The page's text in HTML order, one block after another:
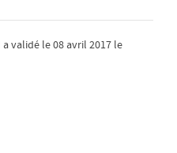
a validé le 08 avril 2017 le